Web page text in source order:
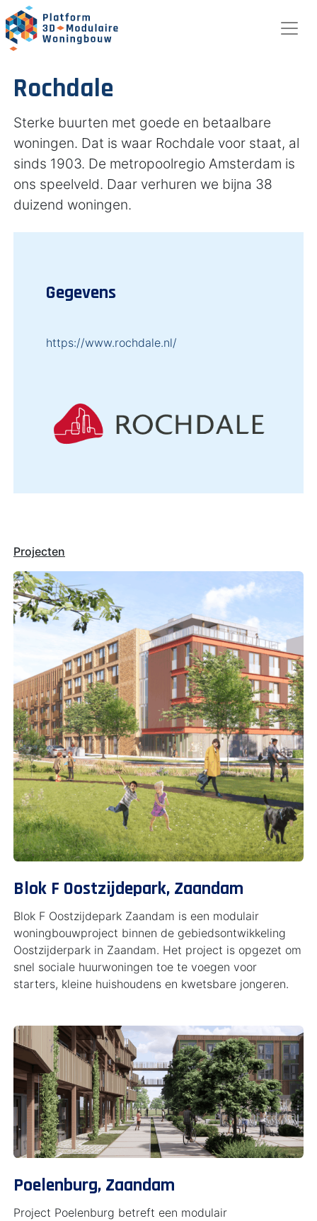
Rochdale
Sterke buurten met goede en betaalbare
woningen. Dat is waar Rochdale voor staat, al
sinds 1903. De metropoolregio Amsterdam is
ons speelveld. Daar verhuren we bijna 38
duizend woningen.
Gegevens
https://www.rochdale.nl/
Projecten
Blok F Oostzijdepark, Zaandam
Blok F Oostzijdepark Zaandam is een modulair
woningbouwproject binnen de gebiedsontwikkeling
Oostzijderpark in Zaandam. Het project is opgezet om
snel sociale huurwoningen toe te voegen voor
starters, kleine huishoudens en kwetsbare jongeren.
Poelenburg, Zaandam
Project Poelenburg betreft een modulair